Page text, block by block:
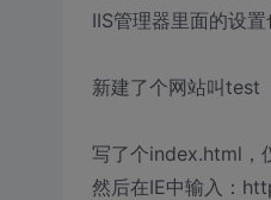
IIS管理器里面的设置
新建了个网站叫test
写了个index.html，
然后在IE中输入：